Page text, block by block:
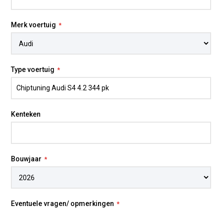
Merk voertuig
Type voertuig
Kenteken
Bouwjaar
Eventuele vragen/ opmerkingen